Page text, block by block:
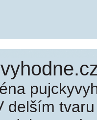
delším